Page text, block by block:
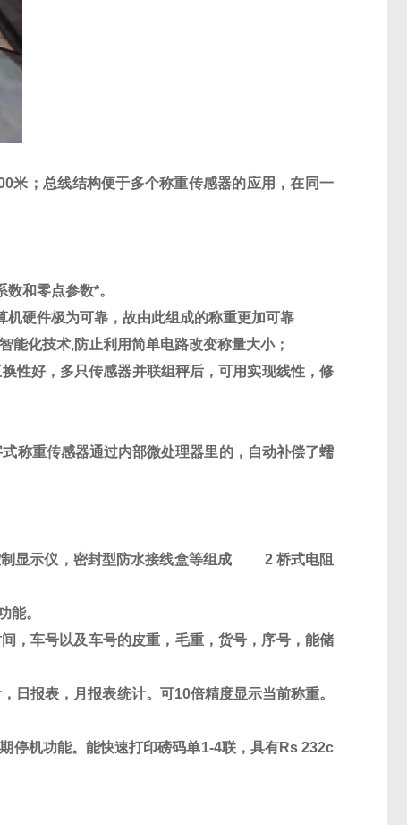
米；总线结构便于多个称重传感器的应用，在同一
和零点参数*。
机硬件极为可靠，故由此组成的称重更加可靠
智能化技术,防止利用简单电路改变称量大小；
性好，多只传感器并联组秤后，可用实现线性，修
称重传感器通过内部微处理器里的，自动补偿了蠕
显示仪，密封型防水接线盒等组成 2 桥式电阻
能。
，车号以及车号的皮重，毛重，货号，序号，能储
日报表，月报表统计。可10倍精度显示当前称重。
停机功能。能快速打印磅码单1-4联，具有Rs 232c